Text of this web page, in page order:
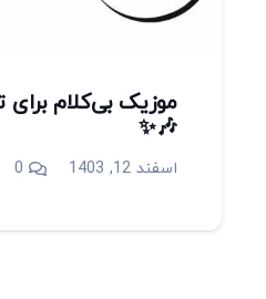
موزیک بی‌کلام
🎶✨
اسفند 12, 1403 0